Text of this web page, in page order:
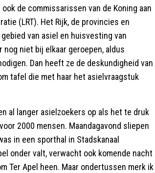
de commissarissen van de Koning aan
(LRT). Het Rijk, de provincies en
van asiel en huisvesting van
niet bij elkaar geroepen, aldus
Dan heeft ze de deskundigheid van
tafel die met haar het asielvraagstuk
al langer asielzoekers op als het te druk
2000 mensen. Maandagavond sliepen
in een sporthal in Stadskanaal
onder valt, verwacht ook komende nacht
Ter Apel heen. Maar ondertussen merk ik